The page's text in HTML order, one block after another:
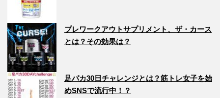
プレワークアウトサプリメント、ザ・カース
とは？その効果は？
足パカ30日チャレンジとは？筋トレ女子を始
めSNSで流行中！？